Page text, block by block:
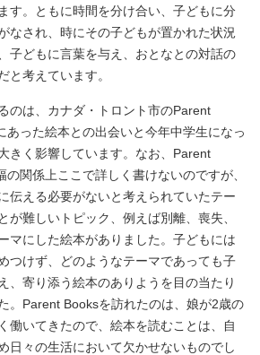
す。ともに時間を分け合い、子どもに分
なされ、時にその子どもが置かれた状況
子どもに言葉を与え、おとなとの対話の
と考えています。
のは、カナダ・トロント市のParent
あった絵本との出会いと今年中学生になっ
きく影響しています。なお、Parent
の関係上ここで詳しく書けないのですが、
伝える必要がないと考えられていたテー
が難しいトピック、例えば別離、喪失、
マにした絵本がありました。子どもには
つけず、どのようなテーマであっても子
、寄り添う絵本のありようを目の当たり
。Parent Booksを訪れたのは、娘が2歳の
働いてきたので、絵本を読むことは、自
日々の生活において欠かせないものでし